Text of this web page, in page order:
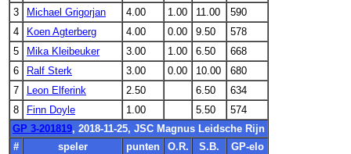
3
Michael Grigorjan 4.00 1.00 11.00
590
4
Koen Agterberg 4.00 0.00 9.50
578
5
Mika Kleibeuker 3.00 1.00 6.50
668
6
Ralf Sterk 3.00 0.00 10.00
680
7
Leon Elferink 2.50 6.50
634
8
Finn Doyle 1.00 5.50
574
GP 3-201819, 2018-11-25, JSC Magnus Leidsche Rijn
#
speler punten O.R. S.B.
GP-elo